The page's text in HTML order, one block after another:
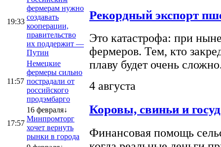
19:33
фермерам нужно
создавать
кооперации,
правительство
их поддержит —
Путин
11:57
Немецкие
фермеры сильно
пострадали от
российского
продэмбарго
17:57
16 февраля↓
Минпромторг
хочет вернуть
рынки в города
Рекордный экспорт
Это катастрофа: при
фермеров. Тем, кто
плаву будет очень
4 августа
Коровы, свиньи и
Финансовая помощь